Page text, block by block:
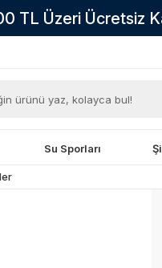
TL Üzeri
Su Sporları